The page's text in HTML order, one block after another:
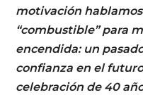
motivación
“combustible” para
encendida: un
confianza en el
celebración de 40